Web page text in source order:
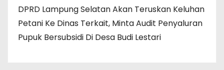
DPRD Lampung Selatan Akan Teruskan Keluhan
Petani Ke Dinas Terkait, Minta Audit Penyaluran
Pupuk Bersubsidi Di Desa Budi Lestari